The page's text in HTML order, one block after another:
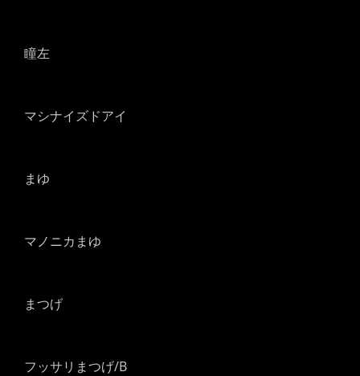
瞳左
マシナイズドアイ
まゆ
マノニカまゆ
まつげ
フッサリまつげ/B